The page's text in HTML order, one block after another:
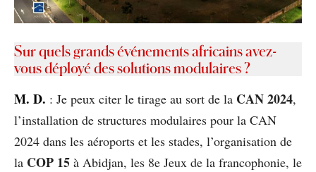
Sur quels grands événements africains avez-
vous déployé des solutions modulaires ?
M. D. : Je peux citer le tirage au sort de la CAN 2024,
l’installation de structures modulaires pour la CAN
2024 dans les aéroports et les stades, l’organisation de
la COP 15 à Abidjan, les 8e Jeux de la francophonie, le